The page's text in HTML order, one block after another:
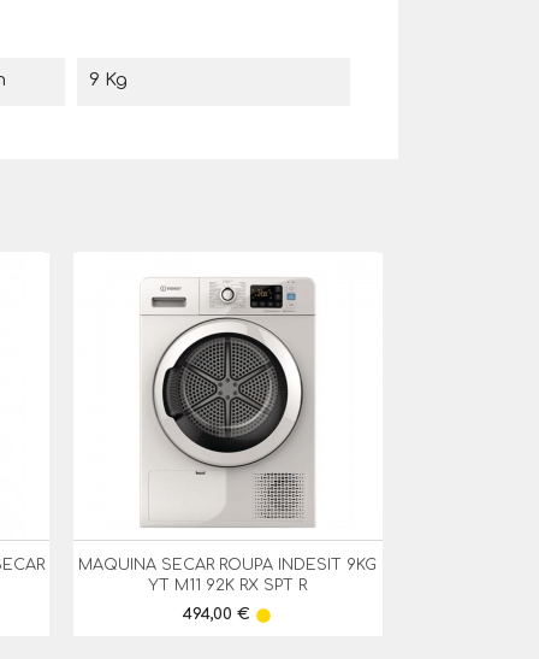
9 Kg
MAQUINA SECAR ROUPA INDESIT 9KG
YT M11 92K RX SPT R
Preço
494,00 € lens
Vista Rápida